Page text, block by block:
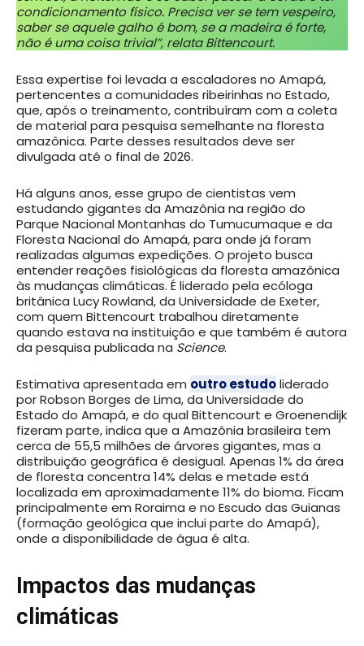
condicionamento físico. Precisa ver se tem vespeiro,
saber se aquele galho é bom, se a madeira é forte,
não é uma coisa trivial”, relata Bittencourt.
Essa expertise foi levada a escaladores no Amapá,
pertencentes a comunidades ribeirinhas no Estado,
que, após o treinamento, contribuíram com a coleta
de material para pesquisa semelhante na floresta
amazônica. Parte desses resultados deve ser
divulgada até o final de 2026.
Há alguns anos, esse grupo de cientistas vem
estudando gigantes da Amazônia na região do
Parque Nacional Montanhas do Tumucumaque e da
Floresta Nacional do Amapá, para onde já foram
realizadas algumas expedições. O projeto busca
entender reações fisiológicas da floresta amazônica
às mudanças climáticas. É liderado pela ecóloga
britânica Lucy Rowland, da Universidade de Exeter,
com quem Bittencourt trabalhou diretamente
quando estava na instituição e que também é autora
da pesquisa publicada na Science.
Estimativa apresentada em outro estudoliderado
por Robson Borges de Lima, da Universidade do
Estado do Amapá, e do qual Bittencourt e Groenendijk
fizeram parte, indica que a Amazônia brasileira tem
cerca de 55,5 milhões de árvores gigantes, mas a
distribuição geográfica é desigual. Apenas 1% da área
de floresta concentra 14% delas e metade está
localizada em aproximadamente 11% do bioma. Ficam
principalmente em Roraima e no Escudo das Guianas
(formação geológica que inclui parte do Amapá),
onde a disponibilidade de água é alta.
Impactos das mudanças
climáticas